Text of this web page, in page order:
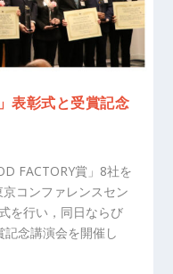
表彰式と受賞記念
FACTORY賞」8社を
コンファレンスセン
を行い，同日ならび
念講演会を開催し